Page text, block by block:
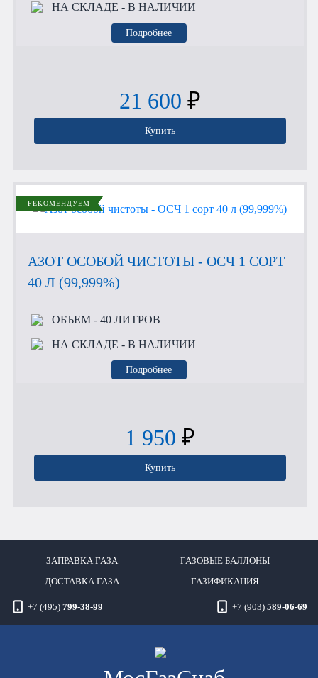
НА СКЛАДЕ - В НАЛИЧИИ
Подробнее
21 600 ₽
Купить
РЕКОМЕНДУЕМ
АЗОТ ОСОБОЙ ЧИСТОТЫ - ОСЧ 1 СОРТ
40 Л (99,999%)
ОБЪЕМ- 40 ЛИТРОВ
НА СКЛАДЕ - В НАЛИЧИИ
Подробнее
1 950 ₽
Купить
ЗАПРАВКА ГАЗА ГАЗОВЫЕ БАЛЛОНЫ
ДОСТАВКА ГАЗА ГАЗИФИКАЦИЯ
+7 (495) 799-38-99 +7 (903) 589-06-69